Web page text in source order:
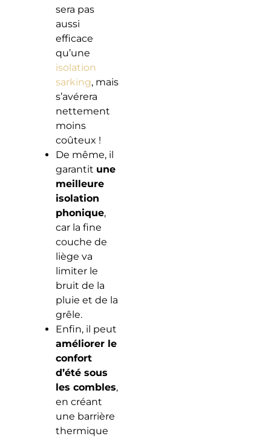
sera pas
aussi
efficace
qu’une
isolation
sarking, mais
s’avérera
nettement
moins
coûteux !
De même, il
garantit une
meilleure
isolation
phonique,
car la fine
couche de
liège va
limiter le
bruit de la
pluie et de la
grêle.
Enfin, il peut
améliorer le
confort
d’été sous
les combles,
en créant
une barrière
thermique